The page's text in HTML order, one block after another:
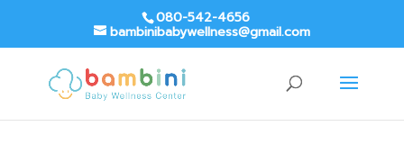
080-542-4656
bambinibabywellness@gmail.com